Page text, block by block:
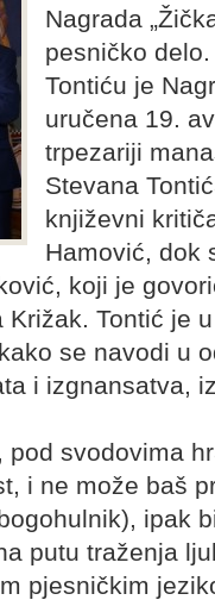
Nagrada
pesničko delo.
Tontiću je
uručena 19.
trpezariji
Stevana
književni
Hamović, dok
koji je
Tontić je
se navodi u
i izgnansatva,
svodovima
i ne može baš
ipak
putu traženja
pjesničkim